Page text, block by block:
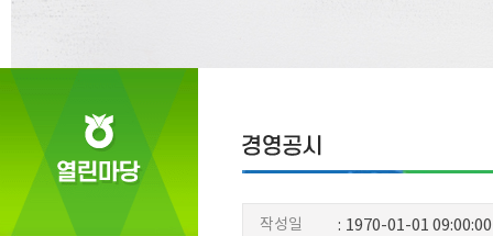
작성일 : 1970-01-01 09:00:00